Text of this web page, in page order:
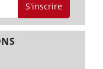
S'inscrire